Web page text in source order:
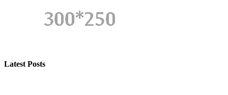
Latest Posts